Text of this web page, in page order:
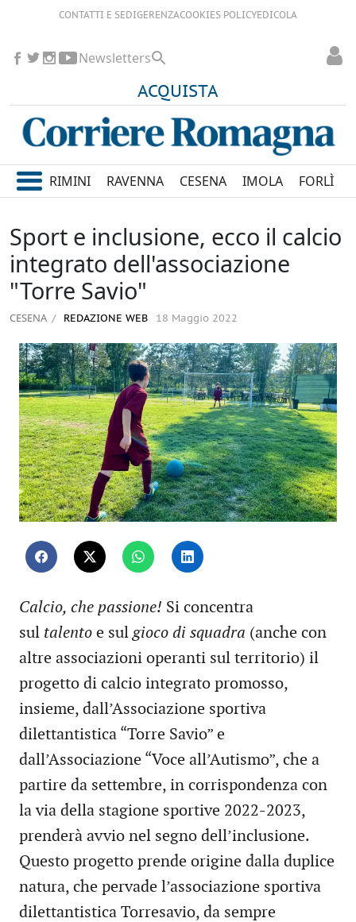
CONTATTI E SEDIGERENZACOOKIES POLICYEDICOLA
ACQUISTA
Newsletters
RIMINI RAVENNA CESENA IMOLA FORLÌ
Sport e inclusione, ecco il calcio
integrato dell'associazione
"Torre Savio"
CESENA REDAZIONE WEB 18 Maggio 2022
Calcio, che passione! Si concentra
sul talento e sulgioco di squadra (anche con
altre associazioni operanti sul territorio) il
progetto di calcio integrato promosso,
insieme, dall’Associazione sportiva
dilettantistica “Torre Savio” e
dall’Associazione “Voce all’Autismo”, che a
partire da settembre, in corrispondenza con
la via della stagione sportive 2022-2023,
prenderà avvio nel segno dell’inclusione.
Questo progetto prende origine dalla duplice
natura, che pervade l’associazione sportiva
dilettantistica Torresavio, da sempre